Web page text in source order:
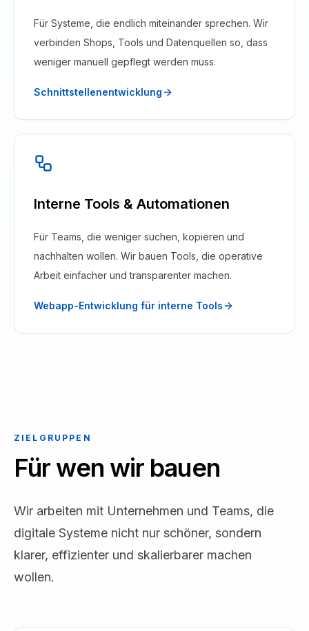
Für Systeme, die endlich miteinander sprechen. Wir
verbinden Shops, Tools und Datenquellen so, dass
weniger manuell gepflegt werden muss.
Schnittstellenentwicklung
Interne Tools & Automationen
Für Teams, die weniger suchen, kopieren und
nachhalten wollen. Wir bauen Tools, die operative
Arbeit einfacher und transparenter machen.
Webapp-Entwicklung für interne Tools
ZIELGRUPPEN
Für wen wir bauen
Wir arbeiten mit Unternehmen und Teams, die
digitale Systeme nicht nur schöner, sondern
klarer, effizienter und skalierbarer machen
wollen.